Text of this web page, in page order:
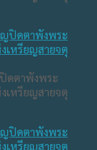
ดตาพังพระ
เหรียญสายจตุ